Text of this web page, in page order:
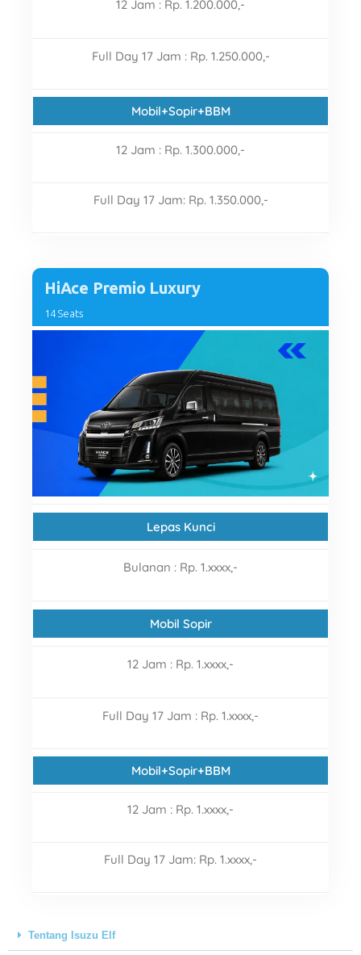
12 Jam : Rp. 1.200.000,-
Full Day 17 Jam : Rp. 1.250.000,-
Mobil+Sopir+BBM
12 Jam : Rp. 1.300.000,-
Full Day 17 Jam: Rp. 1.350.000,-
HiAce Premio Luxury
14 Seats
Lepas Kunci
Bulanan : Rp. 1.xxxx,-
Mobil Sopir
12 Jam : Rp. 1.xxxx,-
Full Day 17 Jam : Rp. 1.xxxx,-
Mobil+Sopir+BBM
12 Jam : Rp. 1.xxxx,-
Full Day 17 Jam: Rp. 1.xxxx,-
Tentang Isuzu Elf